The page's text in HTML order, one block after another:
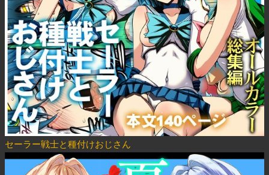
セーラー戦士と種付けおじさん